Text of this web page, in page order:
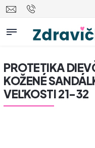
PROTETIKA
KOŽENÉ
VEĽKOSTI 21-32